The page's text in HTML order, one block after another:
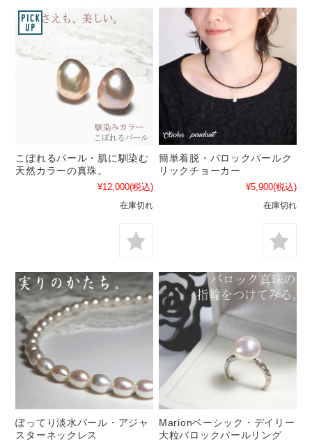
こぼれるパール・肌に馴染む
天然カラーの真珠。
¥12,000(税込)
在庫切れ
簡単着脱・バロックパールク
リックチョーカー
¥5,900(税込)
在庫切れ
ぽってり淡水パール・アジャ
スターネックレス
Marionベーシック・デイリー
大粒バロックパールリング